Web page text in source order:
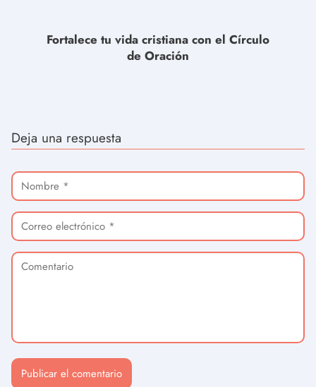
Fortalece tu vida cristiana con el Círculo
de Oración
Deja una respuesta